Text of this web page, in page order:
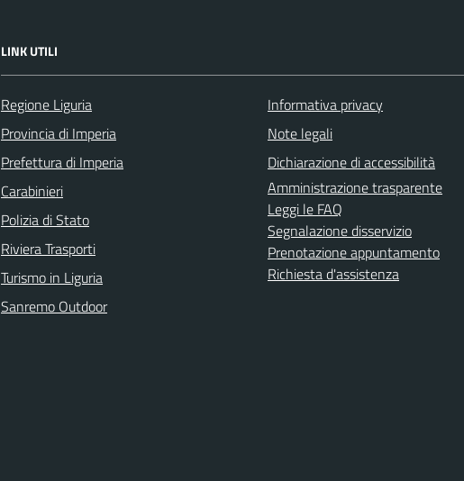
LINK UTILI
Regione Liguria
Provincia di Imperia
Prefettura di Imperia
Carabinieri
Polizia di Stato
Riviera Trasporti
Turismo in Liguria
Sanremo Outdoor
Informativa privacy
Note legali
Dichiarazione di accessibilità
Amministrazione trasparente
Leggi le FAQ
Segnalazione disservizio
Prenotazione appuntamento
Richiesta d'assistenza